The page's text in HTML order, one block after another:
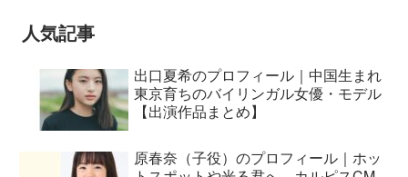
人気記事
出口夏希のプロフィール｜中国生まれ
東京育ちのバイリンガル女優・モデル
【出演作品まとめ】
原春奈（子役）のプロフィール｜ホッ